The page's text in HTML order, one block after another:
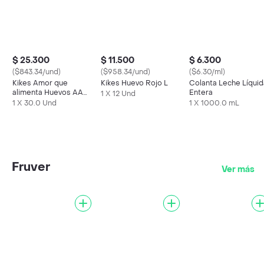
$ 25.300
($843.34/und)
Kikes Amor que
alimenta Huevos AA
Rojos L
1 X 30.0 Und
$ 11.500
($958.34/und)
Kikes Huevo Rojo L
1 X 12 Und
$ 6.300
($6.30/ml)
Colanta Leche
Entera
1 X 1000.0 mL
Fruver Ver más